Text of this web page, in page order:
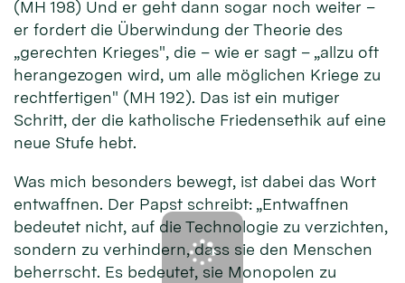
(MH 198) Und er geht dann sogar noch weiter –
er fordert die Überwindung der Theorie des
„gerechten Krieges", die – wie er sagt – „allzu oft
herangezogen wird, um alle möglichen Kriege zu
rechtfertigen" (MH 192). Das ist ein mutiger
Schritt, der die katholische Friedensethik auf eine
neue Stufe hebt.
Was mich besonders bewegt, ist dabei das Wort
entwaffnen. Der Papst schreibt: „Entwaffnen
bedeutet nicht, auf die Technologie zu verzichten,
sondern zu verhindern, dass sie den Menschen
beherrscht. Es bedeutet, sie Monopolen zu